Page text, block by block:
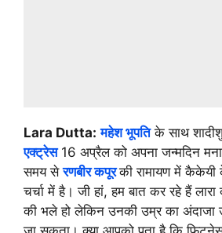
Lara Dutta: महेश भूपतिके साथ
एक्ट्रेस 16 अप्रैल को अपना जन्मदिन
समय सेरणबीर कपूर की रामायण में
चर्चा में है। जी हां, हम बात कर रहे हैं
की भले हो लेकिन उनकी उम्र का अंदाजा